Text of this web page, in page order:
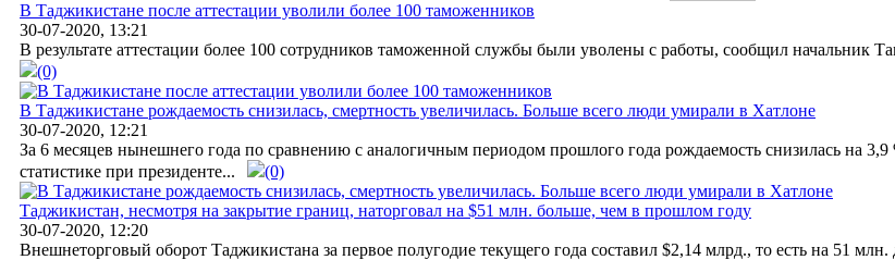
В Таджикистане после аттестации уволили более 100 таможенников
30-07-2020, 13:21
В результате аттестации более 100 сотрудников таможенной службы были уволены с работы, сообщил
(0)
В Таджикистане рождаемость снизилась, смертность увеличилась. Больше всего люди умирали в Хатлоне
30-07-2020, 12:21
За 6 месяцев нынешнего года по сравнению с аналогичным периодом прошлого года рождаемость снизилась на
статистике при президенте...
(0)
Таджикистан, несмотря на закрытие границ, наторговал на $51 млн. больше, чем в прошлом году
30-07-2020, 12:20
Внешнеторговый оборот Таджикистана за первое полугодие текущего года составил $2,14 млрд., то есть на 51